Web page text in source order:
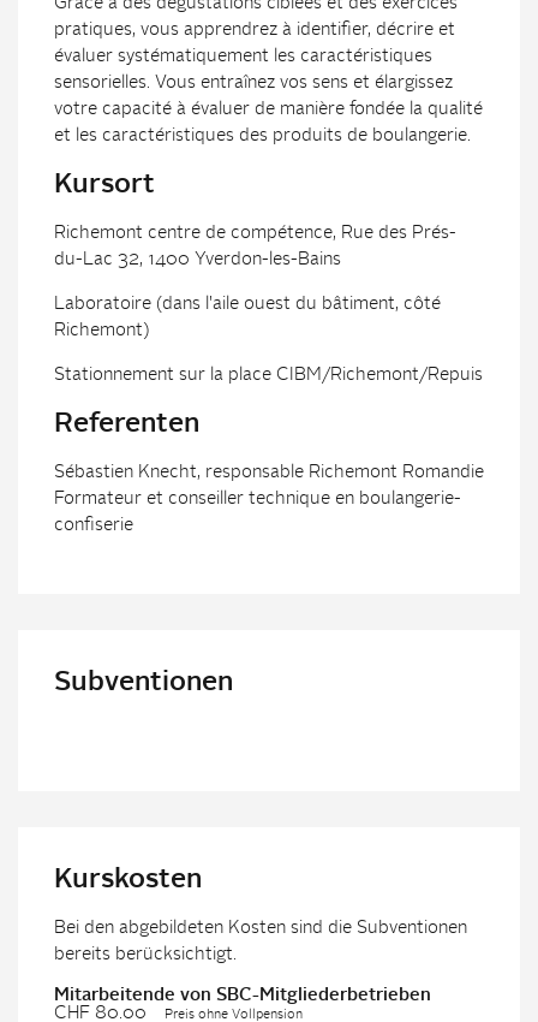
Grâce à des dégustations ciblées et des exercices
pratiques, vous apprendrez à identifier, décrire et
évaluer systématiquement les caractéristiques
sensorielles. Vous entraînez vos sens et élargissez
votre capacité à évaluer de manière fondée la qualité
et les caractéristiques des produits de boulangerie.
Kursort
Richemont centre de compétence, Rue des Prés-
du-Lac 32, 1400 Yverdon-les-Bains
Laboratoire (dans l'aile ouest du bâtiment, côté
Richemont)
Stationnement sur la place CIBM/Richemont/Repuis
Referenten
Sébastien Knecht, responsable Richemont Romandie
Formateur et conseiller technique en boulangerie-
confiserie
Subventionen
Kurskosten
Bei den abgebildeten Kosten sind die Subventionen
bereits berücksichtigt.
Mitarbeitende von SBC-Mitgliederbetrieben
CHF 80.00
Preis ohne Vollpension